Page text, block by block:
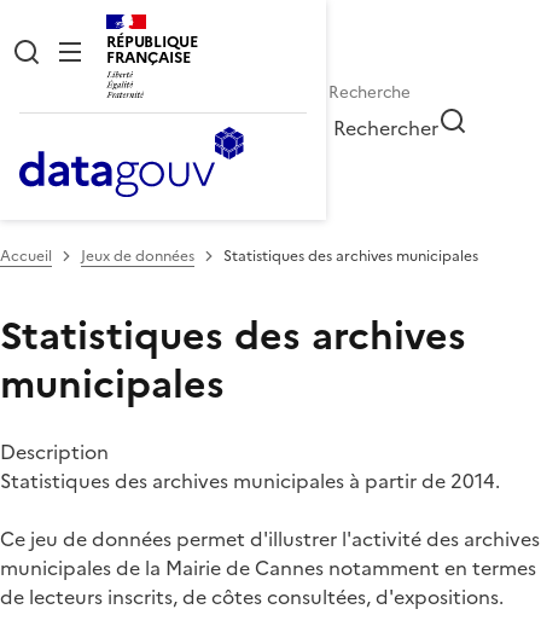
RÉPUBLIQUE
FRANÇAISE
Rechercher
Accueil Jeux de données Statistiques des archives municipales
Statistiques des archives
municipales
Description
Statistiques des archives municipales à partir de 2014.
Ce jeu de données permet d'illustrer l'activité des archives
municipales de la Mairie de Cannes notamment en termes
de lecteurs inscrits, de côtes consultées, d'expositions.